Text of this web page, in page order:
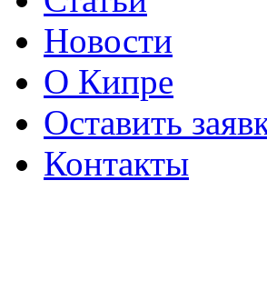
Новости
О Кипре
Оставить
Контакты